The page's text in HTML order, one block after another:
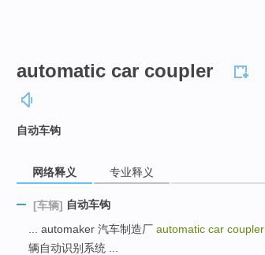
automatic car coupler
自动车钩
网络释义 专业释义
[车辆] 自动车钩
... automaker 汽车制造厂 automatic car coupler
辆自动识别系统 ...